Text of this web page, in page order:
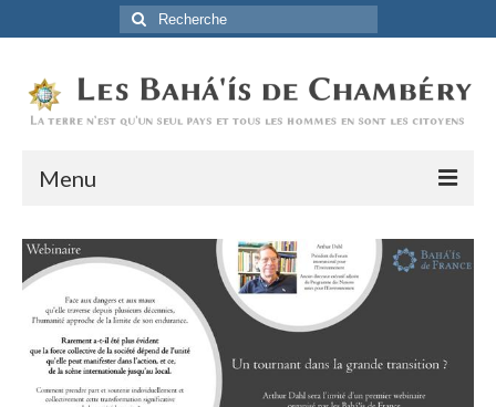
Rechercher
:
Menu
Accueil
L’Histoire
Être Baha’i au quotidien